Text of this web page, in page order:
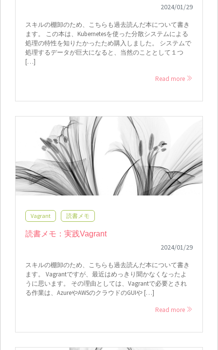
2024/01/29
スキルの棚卸のため、こちらも過去読んだ本について書き
ます。 この本は、Kubernetesを使った分散システムによる
処理の特性を知りたかったため購入しました。 システムで
処理するデータが巨大になると、当然のこととして１つ
[…]
Read more
Vagrant 読書メモ
読書メモ：実践Vagrant
2024/01/29
スキルの棚卸のため、こちらも過去読んだ本について書き
ます。 Vagrantですが、最近はめっきり聞かなくなったよ
うに思います。 その理由としては、Vagrantで必要とされ
る作業は、AzureやAWSのクラウドのGUIや […]
Read more